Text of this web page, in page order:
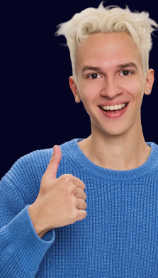
Другие
направления
Тарифы
классы